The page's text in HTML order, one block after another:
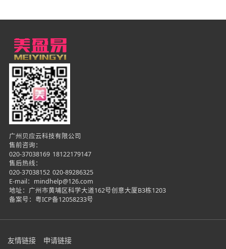
广州贝应云科技有限公司
售前咨询：
020-37038169 18122179147
售后热线：
020-37038152 020-89286325
E-mail：mindhelp@126.com
地址：广州市黄埔区科学大道162号创意大厦B3栋1203
备案号： 粤ICP备12058233号
友情链接 申请链接